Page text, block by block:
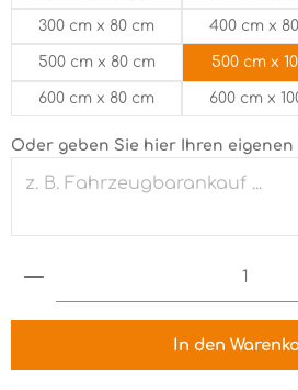
300 cm x 80 cm 400 cm x
500 cm x 80 cm 500 cm x
600 cm x 80 cm 600 cm x
Oder geben Sie hier Ihren eigenen
Produkt Anzahl: Gib den
In den